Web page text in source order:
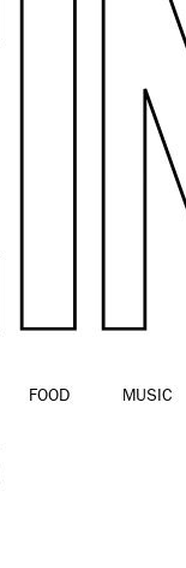
FOOD MUSIC